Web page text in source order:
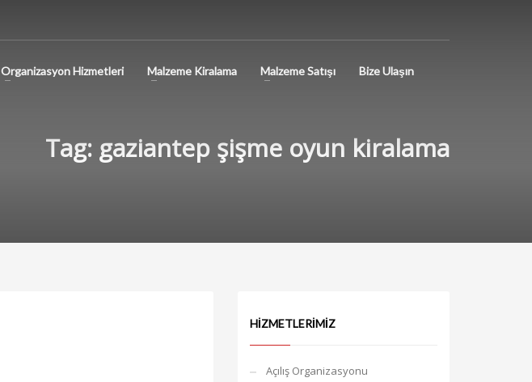
Organizasyon Hizmetleri Malzeme Kiralama Malzeme Satışı Bize Ulaşın
Tag: gaziantep şişme oyun kiralama
HIZMETLERIMIZ
Açılış Organizasyonu